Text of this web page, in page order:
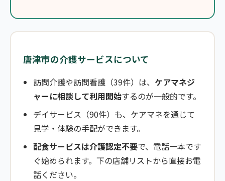
唐津市の介護サービスについて
訪問介護や訪問看護（39件）は、 ケアマネジ
ャーに相談して利用開始するのが一般的です。
デイサービス（90件）も、ケアマネを通じて
見学・体験の手配ができます。
配食サービスは介護認定不要で、電話一本です
ぐ始められます。下の店舗リストから直接お電
話ください。